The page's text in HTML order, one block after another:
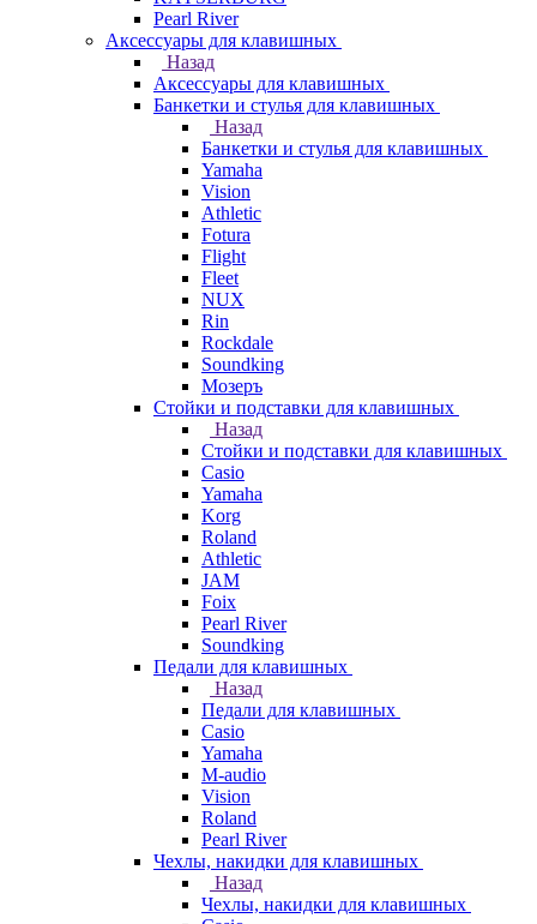
Pearl River
Аксессуары для клавишных
Назад
Аксессуары для клавишных
Банкетки и стулья для клавишных
Назад
Банкетки и стулья для клавишных
Yamaha
Vision
Athletic
Fotura
Flight
Fleet
NUX
Rin
Rockdale
Soundking
Мозеръ
Стойки и подставки для клавишных
Назад
Стойки и подставки для клавишных
Casio
Yamaha
Korg
Roland
Athletic
JAM
Foix
Pearl River
Soundking
Педали для клавишных
Назад
Педали для клавишных
Casio
Yamaha
M-audio
Vision
Roland
Pearl River
Чехлы, накидки для клавишных
Назад
Чехлы, накидки для клавишных